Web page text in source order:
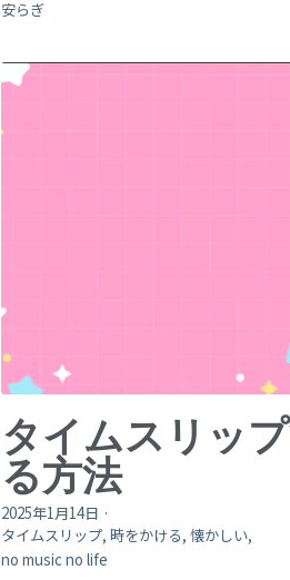
安らぎ
タイムスリッ
る方法
2025年1月14日 ·
タイムスリップ, 時をかける, 懐かしい,
no music no life